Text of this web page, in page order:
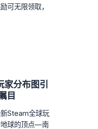
可无限领取，
分布图引
目
Steam全球玩
地球的顶点—南